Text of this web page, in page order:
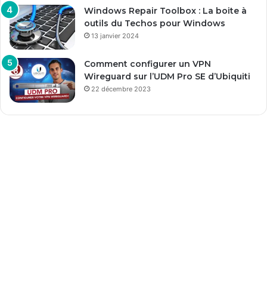
Windows Repair Toolbox : La boite à
outils du Techos pour Windows
13 janvier 2024
Comment configurer un VPN
Wireguard sur l’UDM Pro SE d’Ubiquiti
22 décembre 2023